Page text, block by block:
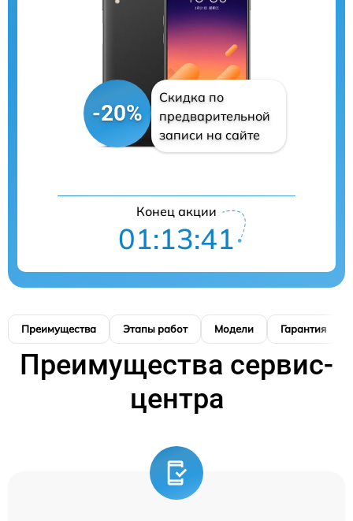
-20%
Скидка по
предварительной
записи на сайте
Конец акции
01:13:41
Преимущества Этапы работ Модели Гарантия
Преимущества сервис-
центра